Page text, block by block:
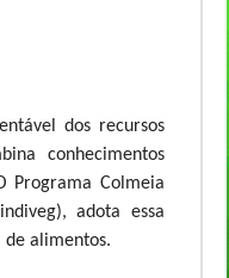
dos recursos
conhecimentos
Programa Colmeia
adota essa
alimentos.